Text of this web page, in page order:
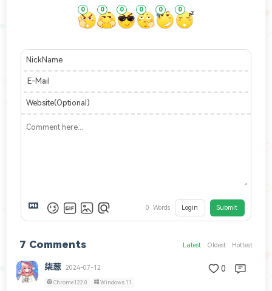
0 0 0 0 0 0
NickName
E-Mail
Website(Optional)
0 Words Login Submit
7 Comments Latest Oldest Hottest
柒葱 2024-07-12 0
Chrome122.0 Windows 11